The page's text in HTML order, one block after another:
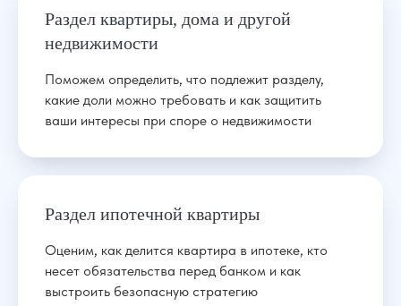
Раздел квартиры, дома и другой
недвижимости
Поможем определить, что подлежит разделу,
какие доли можно требовать и как защитить
ваши интересы при споре о недвижимости
Раздел ипотечной квартиры
Оценим, как делится квартира в ипотеке, кто
несет обязательства перед банком и как
выстроить безопасную стратегию